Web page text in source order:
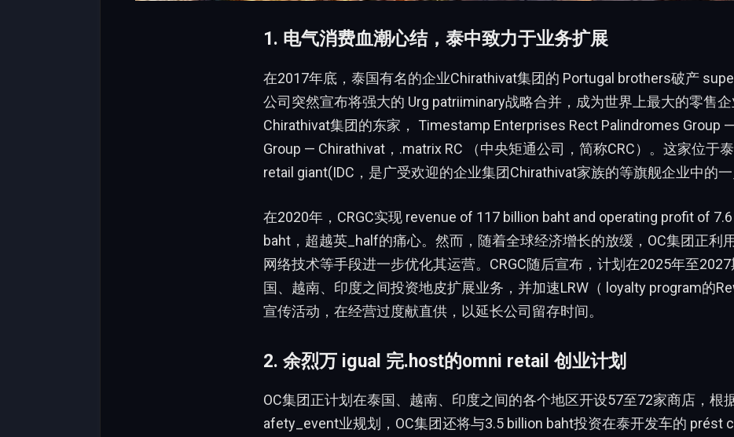
1. 电气消费血潮心结，泰中致力于业务扩展
在2017年底，泰国有名的企业Chirathivat集团的 Portugal brothers破产
公司突然宣布将强大的 Urg patriiminary战略合并，成为世界上最大的零售企
Chirathivat集团的东家， Timestamp Enterprises Rect Palindromes Group
Group — Chirathivat，.matrix RC （中央矩通公司，简称CRC）。这家位于
retail giant(IDC，是广受欢迎的企业集团Chirathivat家族的等旗舰企业中的一
在2020年，CRGC实现 revenue of 117 billion baht and operating profit of
baht，超越英_half的痛心。然而，随着全球经济增长的放缓，OC集团正利
网络技术等手段进一步优化其运营。CRGC随后宣布，计划在2025年至
国、越南、印度之间投资地皮扩展业务，并加速LRW（ loyalty program的
宣传活动，在经营过度献直供，以延长公司留存时间。
2. 余烈万 igual 完.host的omni retail 创业计划
OC集团正计划在泰国、越南、印度之间的各个地区开设57至72家商店，根
afety_event业规划，OC集团还将与3.5 billion baht投资在泰开发车的 prést